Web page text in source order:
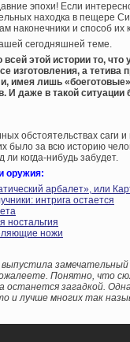
эпохи! Если
находка в пещере
наконечники и способ
сегодняшней теме.
всей этой истории то,
изготовления, а
и, имея лишь
И даже в такой
обстоятельствах саги
было за всю историю
ли когда-нибудь забудет.
оружия:
арбалет», или
интрига остается
ностальгия
ножи
выпустила
Понятно, что
останется загадкой.
и лучше многих так